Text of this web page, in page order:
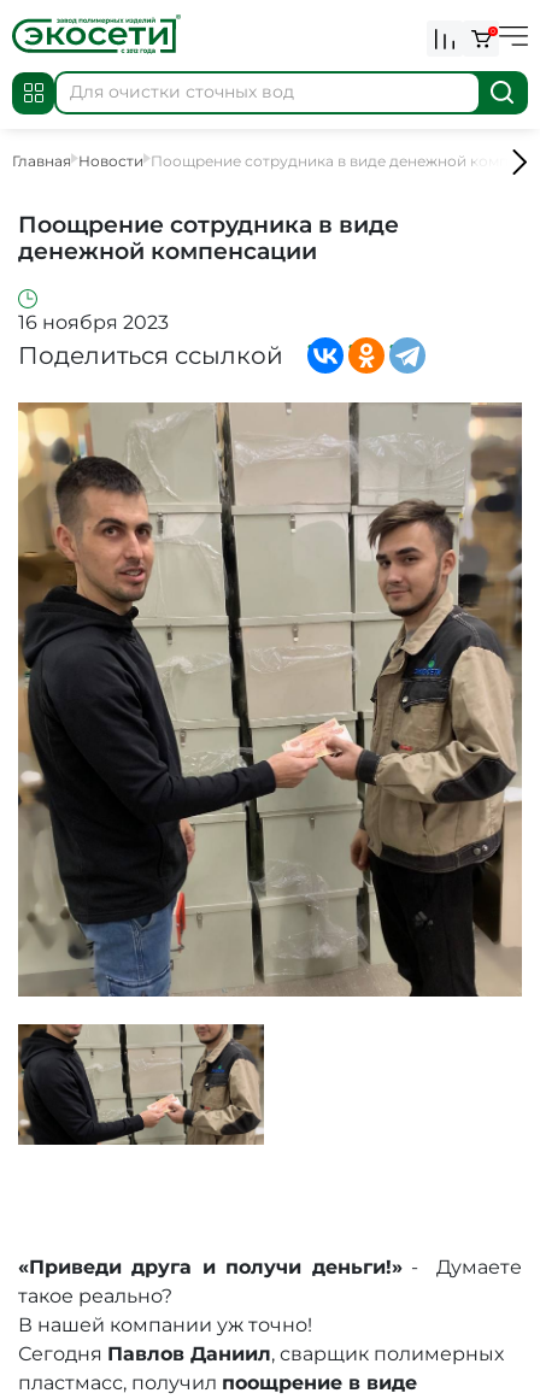
0
Главная Новости Поощрение сотрудника в виде денежной
Поощрение сотрудника в виде
денежной компенсации
16 ноября 2023
Поделиться ссылкой
«Приведи друга и получи деньги!»- Думаете
такое реально?
В нашей компании уж точно!
Сегодня Павлов Даниил, сварщик полимерных
пластмасс, получил поощрение в виде